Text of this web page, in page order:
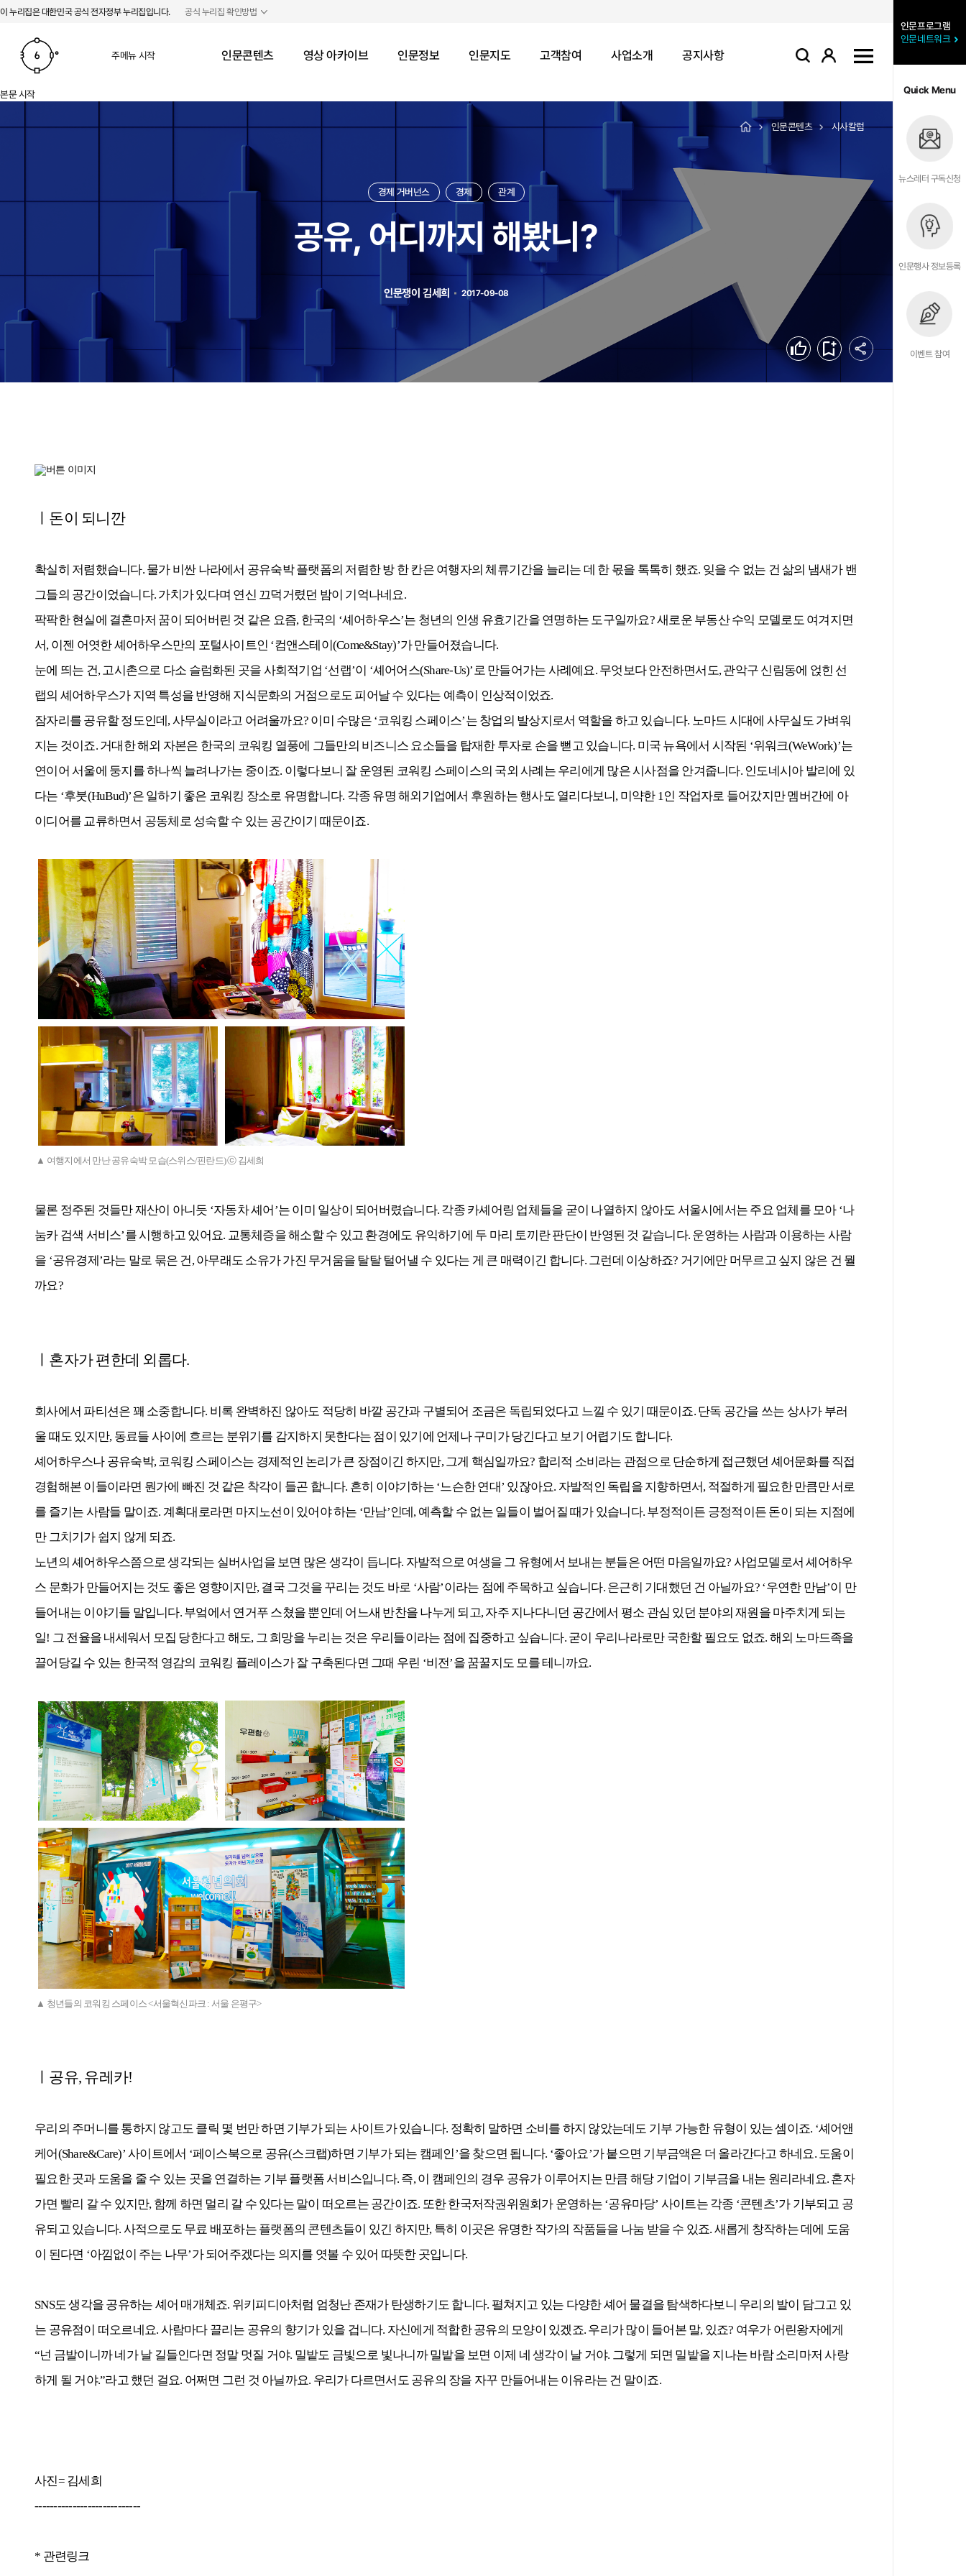
본문 바로가기
주메뉴 바로가기
이 누리집은 대한민국 공식 전자정부 누리집입니다. 공식 누리집 확인방법
주메뉴 시작 인문콘텐츠 영상 아카이브 인문정보 인문지도 고객참여 사업소개 공지사항 검색 로그인 사이트맵
인문프로그램
인문네트워크
Quick Menu
뉴스레터 구독신청
인문행사 정보등록
이벤트 참여
본문 시작
인문콘텐츠 시사칼럼
경제 거버넌스 경제 관계
공유, 어디까지 해봤니?
인문쟁이 김세희 2017-09-08
좋아요 북마크
ㅣ돈이 되니깐
확실히 저렴했습니다. 물가 비싼 나라에서 공유숙박 플랫폼의 저렴한 방 한 칸은 여행자의 체류기간을 늘리는 데 한 몫을 톡톡히 했죠. 잊을 수 없는 건 삶의 냄새가 밴
그들의 공간이었습니다. 가치가 있다며 연신 끄덕거렸던 밤이 기억나네요.
팍팍한 현실에 결혼마저 꿈이 되어버린 것 같은 요즘, 한국의 ‘셰어하우스’는 청년의 인생 유효기간을 연명하는 도구일까요? 새로운 부동산 수익 모델로도 여겨지면
서, 이젠 어엿한 셰어하우스만의 포털사이트인 ‘컴앤스테이(Come&Stay)’가 만들어졌습니다.
눈에 띄는 건, 고시촌으로 다소 슬럼화된 곳을 사회적기업 ‘선랩’이 ‘셰어어스(Share-Us)’로 만들어가는 사례예요. 무엇보다 안전하면서도, 관악구 신림동에 얹힌 선
랩의 셰어하우스가 지역 특성을 반영해 지식문화의 거점으로도 피어날 수 있다는 예측이 인상적이었죠.
잠자리를 공유할 정도인데, 사무실이라고 어려울까요? 이미 수많은 ‘코워킹 스페이스’는 창업의 발상지로서 역할을 하고 있습니다. 노마드 시대에 사무실도 가벼워
지는 것이죠. 거대한 해외 자본은 한국의 코워킹 열풍에 그들만의 비즈니스 요소들을 탑재한 투자로 손을 뻗고 있습니다. 미국 뉴욕에서 시작된 ‘위워크(WeWork)’는
연이어 서울에 둥지를 하나씩 늘려나가는 중이죠. 이렇다보니 잘 운영된 코워킹 스페이스의 국외 사례는 우리에게 많은 시사점을 안겨줍니다. 인도네시아 발리에 있
다는 ‘후붓(HuBud)’은 일하기 좋은 코워킹 장소로 유명합니다. 각종 유명 해외기업에서 후원하는 행사도 열리다보니, 미약한 1인 작업자로 들어갔지만 멤버간에 아
이디어를 교류하면서 공동체로 성숙할 수 있는 공간이기 때문이죠.
▲ 여행지에서 만난 공유숙박 모습(스위스/핀란드) ⓒ 김세희
물론 정주된 것들만 재산이 아니듯 ‘자동차 셰어’는 이미 일상이 되어버렸습니다. 각종 카셰어링 업체들을 굳이 나열하지 않아도 서울시에서는 주요 업체를 모아 ‘나
눔카 검색 서비스’를 시행하고 있어요. 교통체증을 해소할 수 있고 환경에도 유익하기에 두 마리 토끼란 판단이 반영된 것 같습니다. 운영하는 사람과 이용하는 사람
을 ‘공유경제’라는 말로 묶은 건, 아무래도 소유가 가진 무거움을 탈탈 털어낼 수 있다는 게 큰 매력이긴 합니다. 그런데 이상하죠? 거기에만 머무르고 싶지 않은 건 뭘
까요?
ㅣ혼자가 편한데 외롭다.
회사에서 파티션은 꽤 소중합니다. 비록 완벽하진 않아도 적당히 바깥 공간과 구별되어 조금은 독립되었다고 느낄 수 있기 때문이죠. 단독 공간을 쓰는 상사가 부러
울 때도 있지만, 동료들 사이에 흐르는 분위기를 감지하지 못한다는 점이 있기에 언제나 구미가 당긴다고 보기 어렵기도 합니다.
셰어하우스나 공유숙박, 코워킹 스페이스는 경제적인 논리가 큰 장점이긴 하지만, 그게 핵심일까요? 합리적 소비라는 관점으로 단순하게 접근했던 셰어문화를 직접
경험해본 이들이라면 뭔가에 빠진 것 같은 착각이 들곤 합니다. 흔히 이야기하는 ‘느슨한 연대’ 있잖아요. 자발적인 독립을 지향하면서, 적절하게 필요한 만큼만 서로
를 즐기는 사람들 말이죠. 계획대로라면 마지노선이 있어야 하는 ‘만남’인데, 예측할 수 없는 일들이 벌어질 때가 있습니다. 부정적이든 긍정적이든 돈이 되는 지점에
만 그치기가 쉽지 않게 되죠.
노년의 셰어하우스쯤으로 생각되는 실버사업을 보면 많은 생각이 듭니다. 자발적으로 여생을 그 유형에서 보내는 분들은 어떤 마음일까요? 사업모델로서 셰어하우
스 문화가 만들어지는 것도 좋은 영향이지만, 결국 그것을 꾸리는 것도 바로 ‘사람’이라는 점에 주목하고 싶습니다. 은근히 기대했던 건 아닐까요? ‘우연한 만남’이 만
들어내는 이야기들 말입니다. 부엌에서 연거푸 스쳤을 뿐인데 어느새 반찬을 나누게 되고, 자주 지나다니던 공간에서 평소 관심 있던 분야의 재원을 마주치게 되는
일! 그 전율을 내세워서 모집 당한다고 해도, 그 희망을 누리는 것은 우리들이라는 점에 집중하고 싶습니다. 굳이 우리나라로만 국한할 필요도 없죠. 해외 노마드족을
끌어당길 수 있는 한국적 영감의 코워킹 플레이스가 잘 구축된다면 그때 우린 ‘비전’을 꿈꿀지도 모를 테니까요.
▲ 청년들의 코워킹 스페이스 <서울혁신파크 : 서울 은평구>
ㅣ공유, 유레카!
우리의 주머니를 통하지 않고도 클릭 몇 번만 하면 기부가 되는 사이트가 있습니다. 정확히 말하면 소비를 하지 않았는데도 기부 가능한 유형이 있는 셈이죠. ‘셰어앤
케어(Share&Care)’ 사이트에서 ‘페이스북으로 공유(스크랩)하면 기부가 되는 캠페인’을 찾으면 됩니다. ‘좋아요’가 붙으면 기부금액은 더 올라간다고 하네요. 도움이
필요한 곳과 도움을 줄 수 있는 곳을 연결하는 기부 플랫폼 서비스입니다. 즉, 이 캠페인의 경우 공유가 이루어지는 만큼 해당 기업이 기부금을 내는 원리라네요. 혼자
가면 빨리 갈 수 있지만, 함께 하면 멀리 갈 수 있다는 말이 떠오르는 공간이죠. 또한 한국저작권위원회가 운영하는 ‘공유마당’ 사이트는 각종 ‘콘텐츠’가 기부되고 공
유되고 있습니다. 사적으로도 무료 배포하는 플랫폼의 콘텐츠들이 있긴 하지만, 특히 이곳은 유명한 작가의 작품들을 나눔 받을 수 있죠. 새롭게 창작하는 데에 도움
이 된다면 ‘아낌없이 주는 나무’가 되어주겠다는 의지를 엿볼 수 있어 따뜻한 곳입니다.
SNS도 생각을 공유하는 셰어 매개체죠. 위키피디아처럼 엄청난 존재가 탄생하기도 합니다. 펼쳐지고 있는 다양한 셰어 물결을 탐색하다보니 우리의 발이 담그고 있
는 공유점이 떠오르네요. 사람마다 끌리는 공유의 향기가 있을 겁니다. 자신에게 적합한 공유의 모양이 있겠죠. 우리가 많이 들어본 말, 있죠? 여우가 어린왕자에게
“넌 금발이니까 네가 날 길들인다면 정말 멋질 거야. 밀밭도 금빛으로 빛나니까 밀밭을 보면 이제 네 생각이 날 거야. 그렇게 되면 밀밭을 지나는 바람 소리마저 사랑
하게 될 거야.”라고 했던 걸요. 어쩌면 그런 것 아닐까요. 우리가 다르면서도 공유의 장을 자꾸 만들어내는 이유라는 건 말이죠.
사진= 김세희
----------------------------
* 관련링크